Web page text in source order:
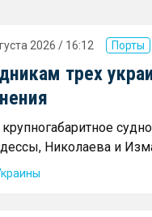
2026 / 16:12 Порты
трех
Николаева и